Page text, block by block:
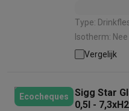
Type: Drinkfles voor
Isotherm: Nee
Vergelijk
Ecocheques
Sigg Star
0,5l -